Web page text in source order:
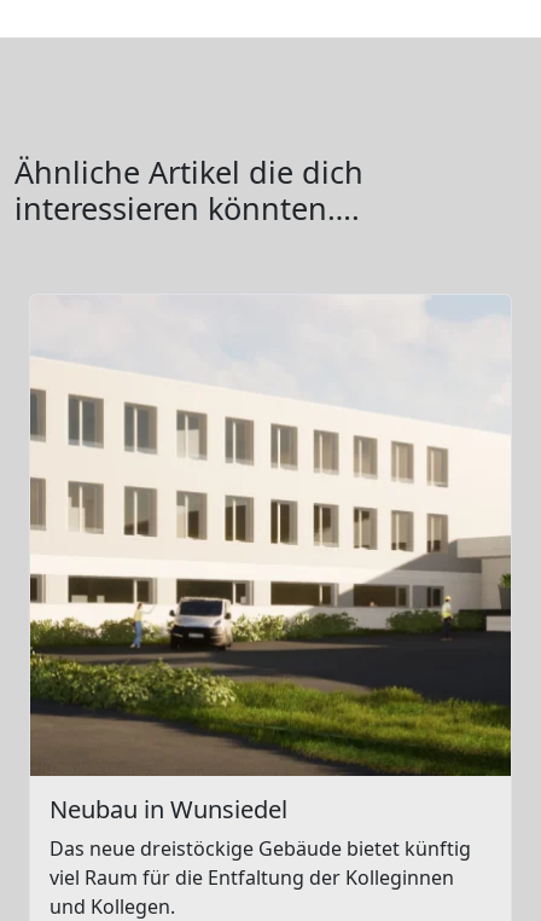
Ähnliche Artikel die dich
interessieren könnten….
Neubau in Wunsiedel
Das neue dreistöckige Gebäude bietet künftig
viel Raum für die Entfaltung der Kolleginnen
und Kollegen.